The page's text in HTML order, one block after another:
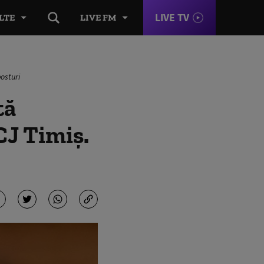
LIVE FM LIVE TV
Timiș.